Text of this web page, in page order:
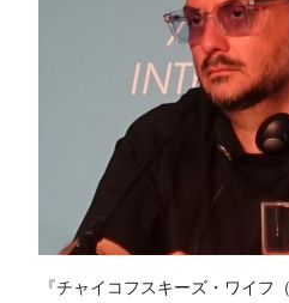
『チャイコフスキーズ・ワイフ